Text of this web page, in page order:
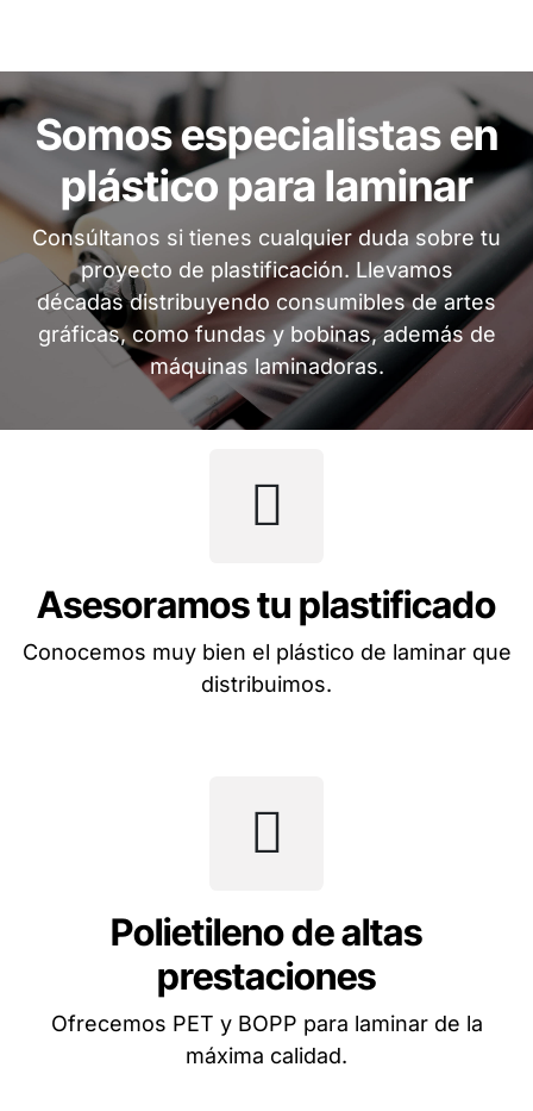
Somos especialistas en
plástico para laminar
Consúltanos si tienes cualquier duda sobre tu
proyecto de plastificación. Llevamos
décadas distribuyendo consumibles de artes
gráficas, como fundas y bobinas, además de
máquinas laminadoras.
Asesoramos tu plastificado
Conocemos muy bien el plástico de laminar que
distribuimos.
Polietileno de altas
prestaciones
Ofrecemos PET y BOPP para laminar de la
máxima calidad.